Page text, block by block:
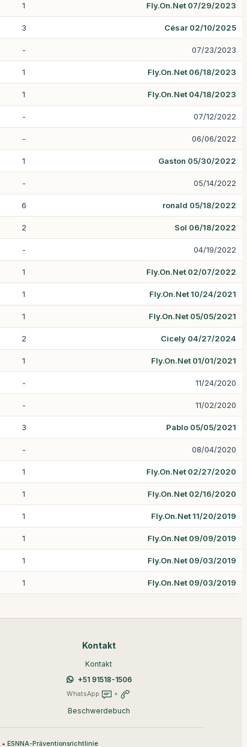
1 Fly.On.Net 07/29/2023
3 César 02/10/2025
- 07/23/2023
1 Fly.On.Net 06/18/2023
1 Fly.On.Net 04/18/2023
- 07/12/2022
- 06/06/2022
1 Gaston 05/30/2022
- 05/14/2022
6 ronald 05/18/2022
2 Sol 06/18/2022
- 04/19/2022
1 Fly.On.Net 02/07/2022
1 Fly.On.Net 10/24/2021
1 Fly.On.Net 05/05/2021
2 Cicely 04/27/2024
1 Fly.On.Net 01/01/2021
- 11/24/2020
- 11/02/2020
3 Pablo 05/05/2021
- 08/04/2020
1 Fly.On.Net 02/27/2020
1 Fly.On.Net 02/16/2020
1 Fly.On.Net 11/20/2019
1 Fly.On.Net 09/09/2019
1 Fly.On.Net 09/03/2019
1 Fly.On.Net 09/03/2019
Kontakt
Kontakt
+51 91518-1506
WhatsApp +
Beschwerdebuch
• ESNNA-Präventionsrichtlinie